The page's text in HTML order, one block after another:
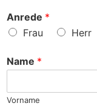
S
a
c
e
d
e
n
Anrede *
Frau
Herr
Name *
Vorname